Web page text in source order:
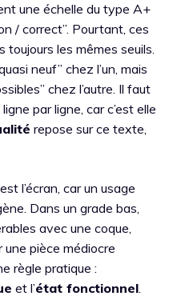
une échelle du type A+
/ correct”. Pourtant, ces
les mêmes seuils.
neuf” chez l’un, mais
chez l’autre. Il faut
par ligne, car c’est elle
repose sur ce texte,
l’écran, car un usage
Dans un grade bas,
avec une coque,
une pièce médiocre
règle pratique :
et l’état fonctionnel.